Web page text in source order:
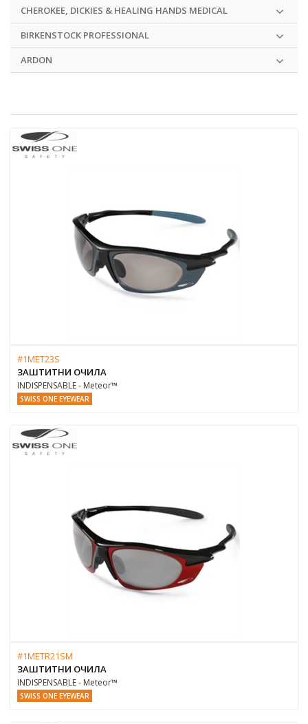
CHEROKEE, DICKIES & HEALING HANDS MEDICAL
BIRKENSTOCK PROFESSIONAL
ARDON
#1MET23S
ЗАШТИТНИ ОЧИЛА
INDISPENSABLE - Meteor™
SWISS ONE EYEWEAR
#1METR21SM
ЗАШТИТНИ ОЧИЛА
INDISPENSABLE - Meteor™
SWISS ONE EYEWEAR